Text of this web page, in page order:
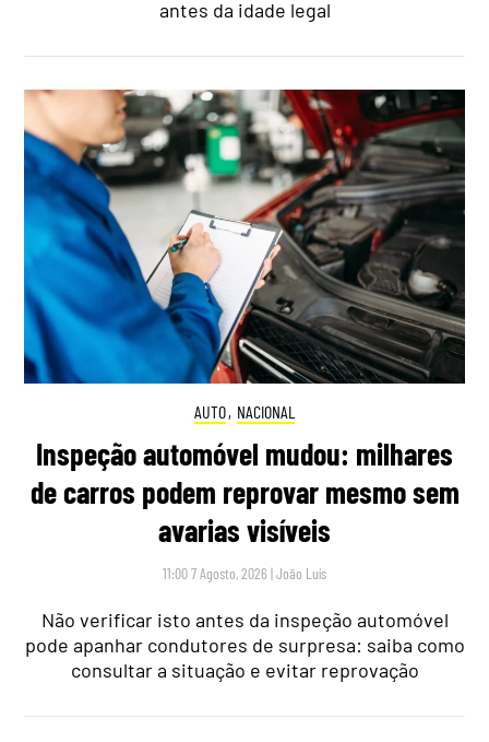
antes da idade legal
AUTO, NACIONAL
Inspeção automóvel mudou: milhares
de carros podem reprovar mesmo sem
avarias visíveis
11:00 7 Agosto, 2026 |João Luís
Não verificar isto antes da inspeção automóvel
pode apanhar condutores de surpresa: saiba como
consultar a situação e evitar reprovação